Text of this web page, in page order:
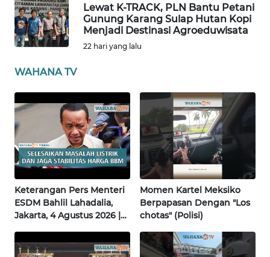
Lewat K-TRACK, PLN Bantu Petani
Gunung Karang Sulap Hutan Kopi
Menjadi Destinasi Agroeduwisata
22 hari yang lalu
WAHANA TV
Keterangan Pers Menteri
ESDM Bahlil Lahadalia,
Jakarta, 4 Agustus 2026 |
Momen Kartel Meksiko
Berpapasan Dengan "Los
chotas" (Polisi)
WN
BABEL
SUMBAR
WN
WN
BENGKULU
WN
LAMPUNG
JATENG